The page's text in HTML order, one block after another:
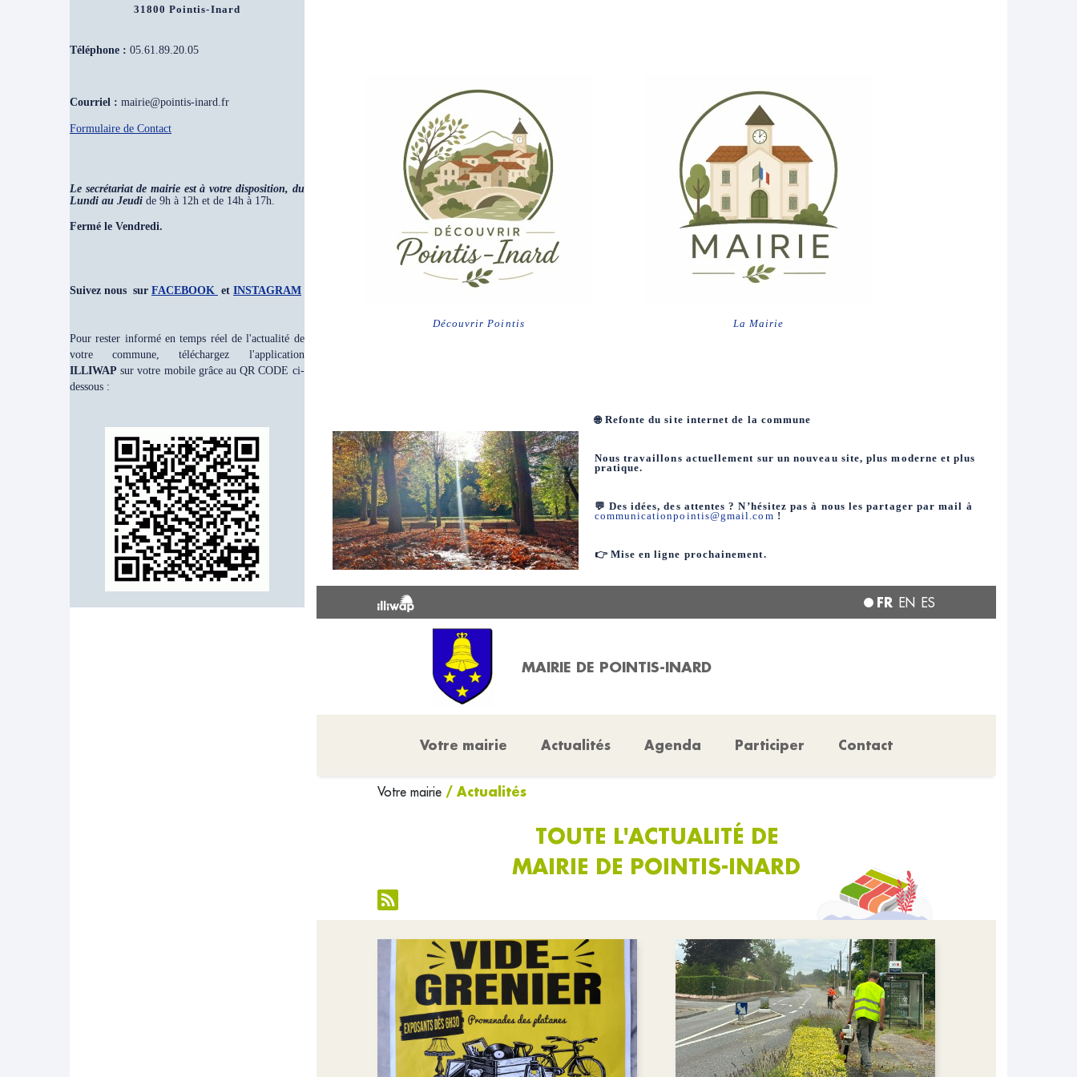
Découvrir Pointis La Mairie
🌐 Refonte du site internet de la commune
Nous travaillons actuellement sur un nouveau site, plus moderne et plus
pratique.
💬 Des idées, des attentes ? N’hésitez pas à nous les partager par mail à
communicationpointis@gmail.com !
👉 Mise en ligne prochainement.
31800 Pointis-Inard
Téléphone : 05.61.89.20.05
Courriel : mairie@pointis-inard.fr
Formulaire de Contact
Le secrétariat de mairie est à votre disposition, du
Lundi au Jeudi de 9h à 12h et de 14h à 17h.
Fermé le Vendredi.
Suivez nous sur FACEBOOK et INSTAGRAM
Pour rester informé en temps réel de l'actualité de
votre commune, téléchargez l'application
ILLIWAP sur votre mobile grâce au QR CODE ci-
dessous :